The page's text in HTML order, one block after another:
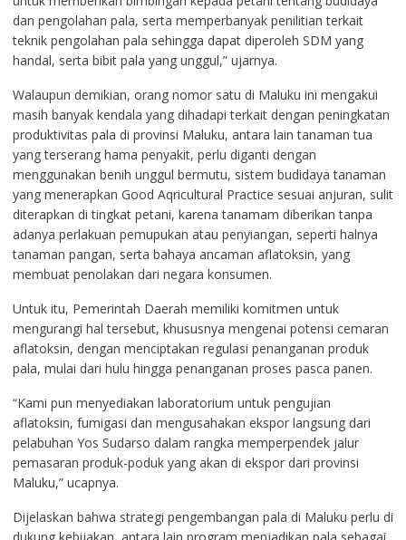
dan pengolahan pala, serta memperbanyak penilitian terkait
teknik pengolahan pala sehingga dapat diperoleh SDM yang
handal, serta bibit pala yang unggul,” ujarnya.
Walaupun demikian, orang nomor satu di Maluku ini mengakui
masih banyak kendala yang dihadapi terkait dengan peningkatan
produktivitas pala di provinsi Maluku, antara lain tanaman tua
yang terserang hama penyakit, perlu diganti dengan
menggunakan benih unggul bermutu, sistem budidaya tanaman
yang menerapkan Good Aqricultural Practice sesuai anjuran, sulit
diterapkan di tingkat petani, karena tanamam diberikan tanpa
adanya perlakuan pemupukan atau penyiangan, seperti halnya
tanaman pangan, serta bahaya ancaman aflatoksin, yang
membuat penolakan dari negara konsumen.
Untuk itu, Pemerintah Daerah memiliki komitmen untuk
mengurangi hal tersebut, khususnya mengenai potensi cemaran
aflatoksin, dengan menciptakan regulasi penanganan produk
pala, mulai dari hulu hingga penanganan proses pasca panen.
“Kami pun menyediakan laboratorium untuk pengujian
aflatoksin, fumigasi dan mengusahakan ekspor langsung dari
pelabuhan Yos Sudarso dalam rangka memperpendek jalur
pemasaran produk-poduk yang akan di ekspor dari provinsi
Maluku,” ucapnya.
Dijelaskan bahwa strategi pengembangan pala di Maluku perlu di